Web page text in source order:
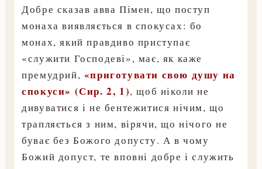
Добре сказав авва Пімен, що поступ
монаха виявляється в спокусах: бо
монах, який правдиво приступає
«служити Господеві», має, як каже
премудрий, «приготувати свою душу на
спокуси» (Сир. 2, 1), щоб ніколи не
дивуватися і не бентежитися нічим, що
трапляється з ним, вірячи, що нічого не
буває без Божого допусту. А в чому
Божий допуст, те вповні добре і служить